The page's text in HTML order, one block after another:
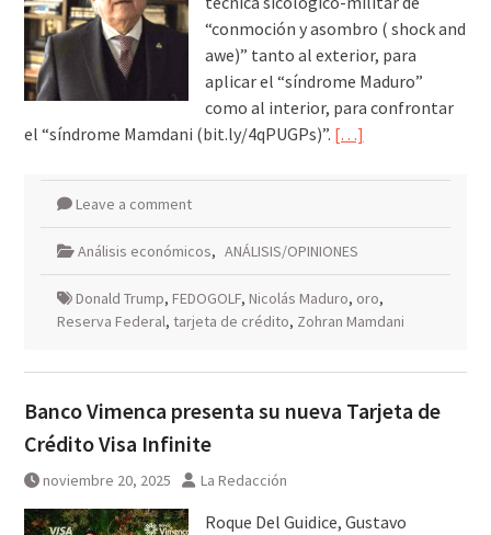
“conmoción y asombro ( shock and
awe)” tanto al exterior, para
aplicar el “síndrome Maduro”
como al interior, para confrontar
el “síndrome Mamdani (bit.ly/4qPUGPs)”. […]
Leave a comment
Análisis económicos, ANÁLISIS/OPINIONES
Donald Trump, FEDOGOLF, Nicolás Maduro, oro,
Reserva Federal, tarjeta de crédito, Zohran Mamdani
Banco Vimenca presenta su nueva Tarjeta de
Crédito Visa Infinite
noviembre 20, 2025 La Redacción
Roque Del Guidice, Gustavo